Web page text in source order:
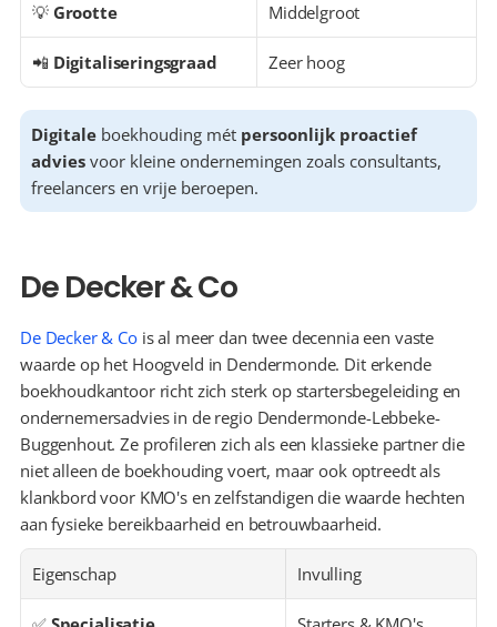
💡 Grootte Middelgroot
📲 Digitaliseringsgraad Zeer hoog
Digitale boekhouding mét persoonlijk proactief
advies voor kleine ondernemingen zoals consultants,
freelancers en vrije beroepen.
De Decker & Co
De Decker & Co is al meer dan twee decennia een vaste
waarde op het Hoogveld in Dendermonde. Dit erkende
boekhoudkantoor richt zich sterk op startersbegeleiding en
ondernemersadvies in de regio Dendermonde-Lebbeke-
Buggenhout. Ze profileren zich als een klassieke partner die
niet alleen de boekhouding voert, maar ook optreedt als
klankbord voor KMO's en zelfstandigen die waarde hechten
aan fysieke bereikbaarheid en betrouwbaarheid.
Eigenschap Invulling